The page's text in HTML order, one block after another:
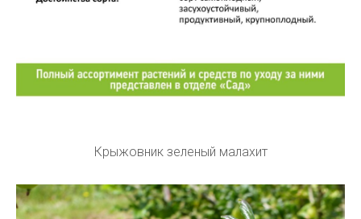
Крыжовник зеленый малахит